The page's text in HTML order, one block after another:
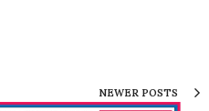
NEWER POSTS